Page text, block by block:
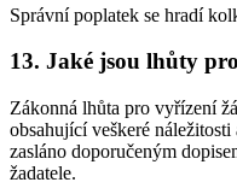
Správní poplatek se hradí
13. Jaké jsou lhůty
Zákonná lhůta pro vyřízení
obsahující veškeré
zasláno doporučeným
žadatele.